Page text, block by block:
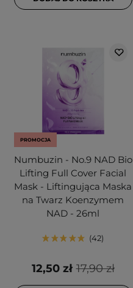
PROMOCJA
Numbuzin - No.9 NAD Bio
Lifting Full Cover Facial
Mask - Liftingująca Maska
na Twarz Koenzymem
NAD - 26ml
42
17,90 zł
12,50 zł